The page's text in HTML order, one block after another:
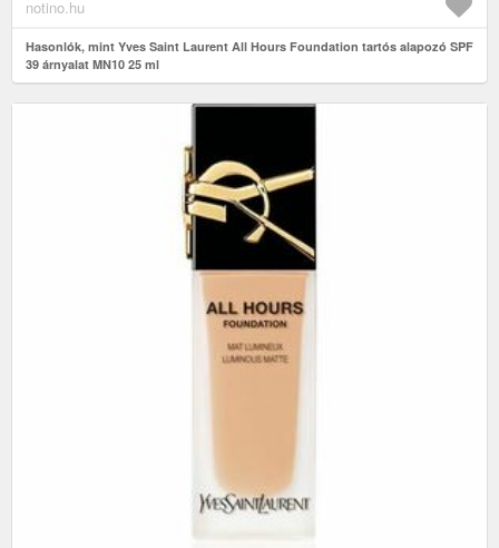
notino.hu
Hasonlók, mint Yves Saint Laurent All Hours Foundation tartós alapozó SPF
39 árnyalat MN10 25 ml